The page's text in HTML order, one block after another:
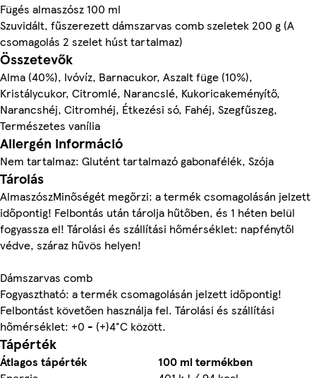
Fügés almaszósz 100 ml
Szuvidált, fűszerezett dámszarvas comb szeletek 200 g (A
csomagolás 2 szelet húst tartalmaz)
Összetevők
Alma (40%), Ivóvíz, Barnacukor, Aszalt füge (10%),
Kristálycukor, Citromlé, Narancslé, Kukoricakeményítő,
Narancshéj, Citromhéj, Étkezési só, Fahéj, Szegfűszeg,
Természetes vanília
Allergén információ
Nem tartalmaz: Glutént tartalmazó gabonafélék, Szója
Tárolás
AlmaszószMinőségét megőrzi: a termék csomagolásán jelzett
időpontig! Felbontás után tárolja hűtőben, és 1 héten belül
fogyassza el! Tárolási és szállítási hőmérséklet: napfénytől
védve, száraz hűvös helyen!
Dámszarvas comb
Fogyasztható: a termék csomagolásán jelzett időpontig!
Felbontást követően használja fel. Tárolási és szállítási
hőmérséklet: +0 - (+)4°C között.
Tápérték
Átlagos tápérték
100 ml termékben